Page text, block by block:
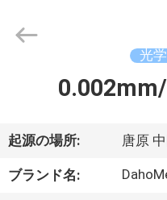
製
品
2025
Guangdong Hongtuo Instrument
Rights
Reserved.
光
起源の場所: 唐原
ブランド名: